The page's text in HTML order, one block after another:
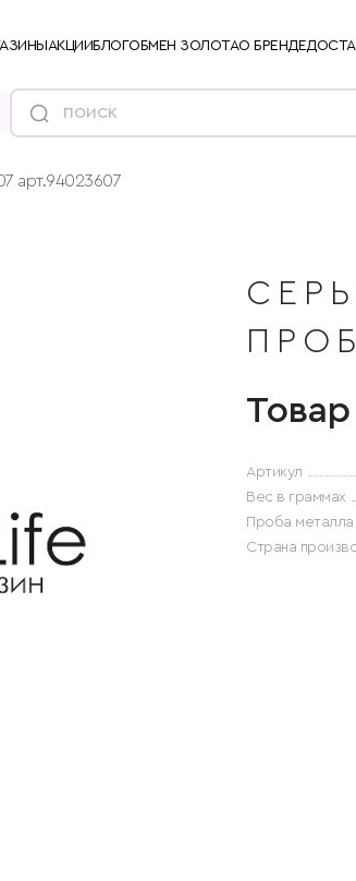
АКЦИИБЛОГОБМЕН ЗОЛОТАО БРЕНДЕ
арт.94023607
Артикул
Вес в граммах
Проба металла
Страна